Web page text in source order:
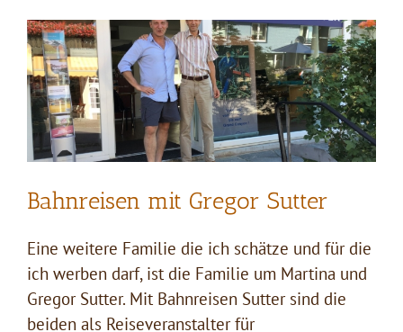
Bahnreisen mit Gregor Sutter
Eine weitere Familie die ich schätze und für die
ich werben darf, ist die Familie um Martina und
Gregor Sutter. Mit Bahnreisen Sutter sind die
beiden als Reiseveranstalter für